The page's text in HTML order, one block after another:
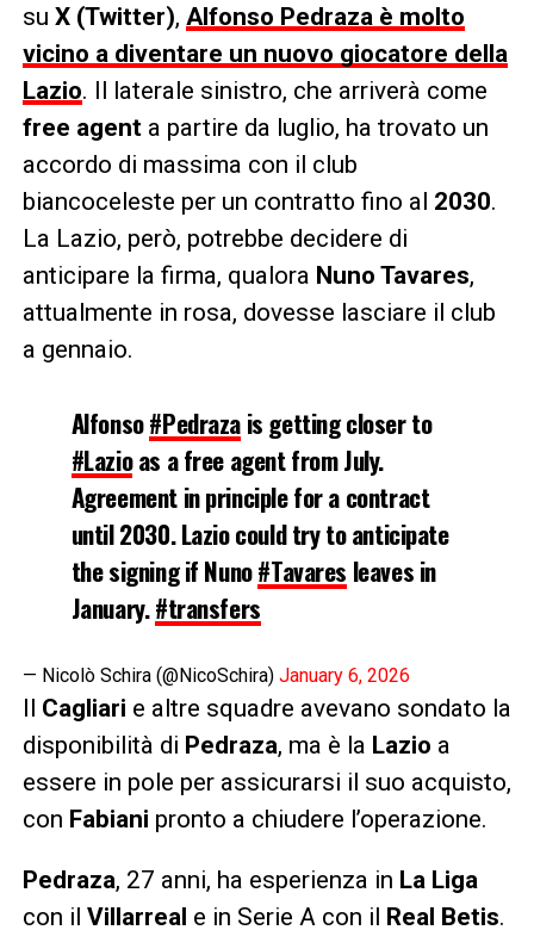
su X (Twitter), Alfonso Pedraza è molto
vicino a diventare un nuovo giocatore della
Lazio. Il laterale sinistro, che arriverà come
free agenta partire da luglio, ha trovato un
accordo di massima con il club
biancoceleste per un contratto fino al 2030.
La Lazio, però, potrebbe decidere di
anticipare la firma, qualora Nuno Tavares,
attualmente in rosa, dovesse lasciare il club
a gennaio.
Alfonso#Pedrazais getting closer to
#Lazioas a free agent from July.
Agreement in principle for a contract
until 2030. Lazio could try to anticipate
the signing if Nuno#Tavares leaves in
January.#transfers
— Nicolò Schira (@NicoSchira) January 6, 2026
Il Cagliari e altre squadre avevano sondato la
disponibilità di Pedraza, ma è la Lazio a
essere in pole per assicurarsi il suo acquisto,
con Fabiani pronto a chiudere l’operazione.
Pedraza, 27 anni, ha esperienza in La Liga
con il Villarreal e in Serie A con il Real Betis.